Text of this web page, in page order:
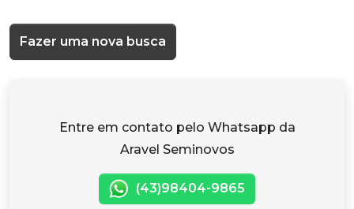
Fazer uma nova busca
Entre em contato pelo Whatsapp da
Aravel Seminovos
(43)98404-9865